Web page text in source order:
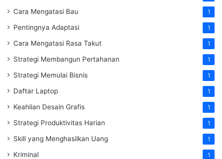
Cara Mengatasi Bau 1
Pentingnya Adaptasi 1
Cara Mengatasi Rasa Takut 1
Strategi Membangun Pertahanan 1
Strategi Memulai Bisnis 1
Daftar Laptop 1
Keahlian Desain Grafis 1
Strategi Produktivitas Harian 1
Skill yang Menghasilkan Uang 1
Kriminal 1